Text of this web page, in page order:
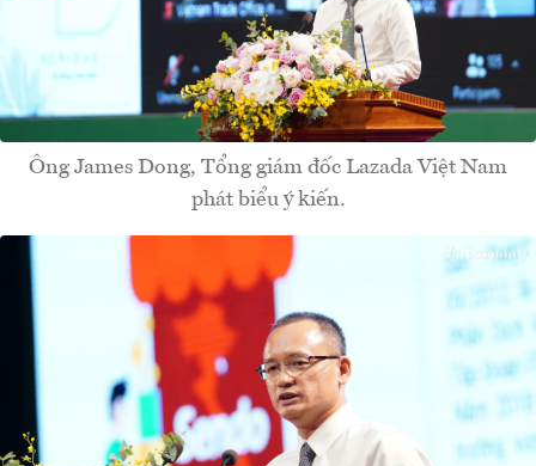
Ông James Dong, Tổng giám đốc Lazada Việt Nam
phát biểu ý kiến.